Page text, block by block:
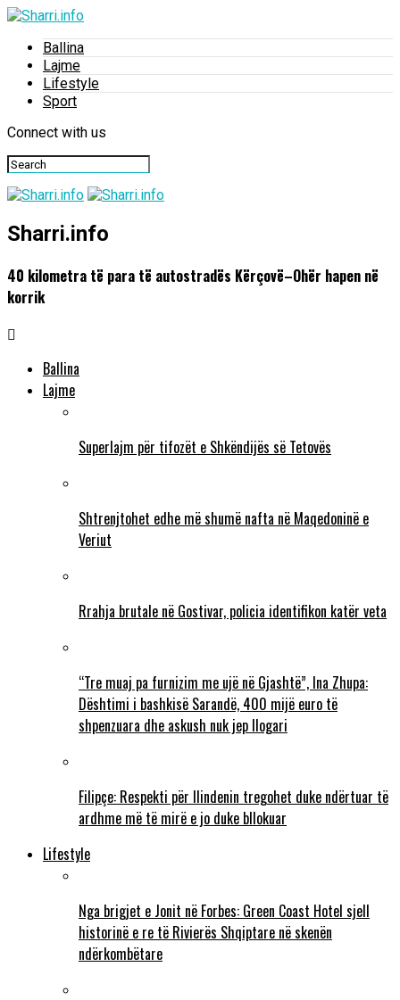
Ballina
Lajme
Lifestyle
Sport
Connect with us
Sharri.info
40 kilometra të para të autostradës Kërçovë–Ohër hapen në
korrik
Ballina
Lajme
Superlajm për tifozët e Shkëndijës së Tetovës
Shtrenjtohet edhe më shumë nafta në Maqedoninë e
Veriut
Rrahja brutale në Gostivar, policia identifikon katër veta
“Tre muaj pa furnizim me ujë në Gjashtë”, Ina Zhupa:
Dështimi i bashkisë Sarandë, 400 mijë euro të
shpenzuara dhe askush nuk jep llogari
Filipçe: Respekti për Ilindenin tregohet duke ndërtuar të
ardhme më të mirë e jo duke bllokuar
Lifestyle
Nga brigjet e Jonit në Forbes: Green Coast Hotel sjell
historinë e re të Rivierës Shqiptare në skenën
ndërkombëtare